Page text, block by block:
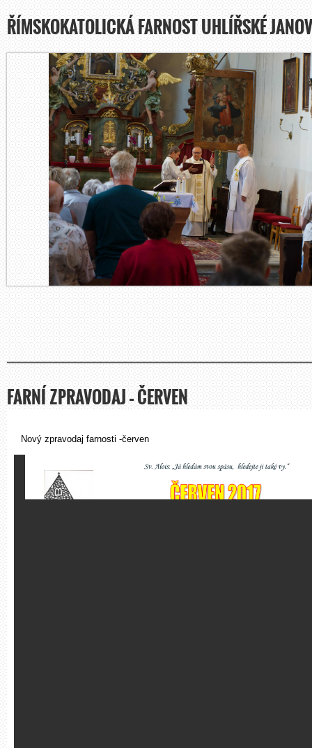
ŘÍMSKOKATOLICKÁ FARNOST UHLÍŘSKÉ
FARNÍ ZPRAVODAJ – ČERVEN
Nový zpravodaj farnosti -červen